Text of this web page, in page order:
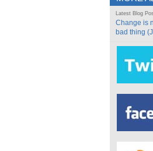
Latest Blog
Change is
bad thing